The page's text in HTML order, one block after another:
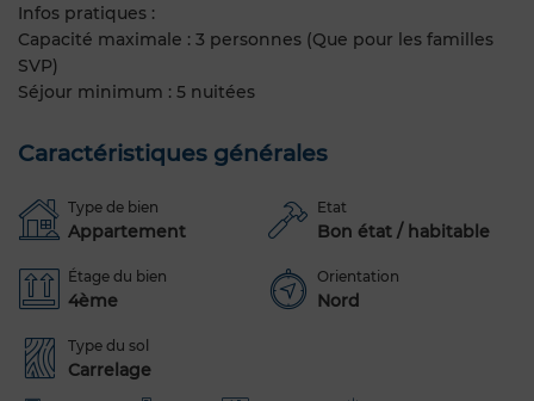
Infos pratiques :
Capacité maximale : 3 personnes (Que pour les familles
SVP)
Séjour minimum : 5 nuitées
Caractéristiques générales
Type de bien
Appartement
Etat
Bon état / habitable
Étage du bien
4ème
Orientation
Nord
Type du sol
Carrelage